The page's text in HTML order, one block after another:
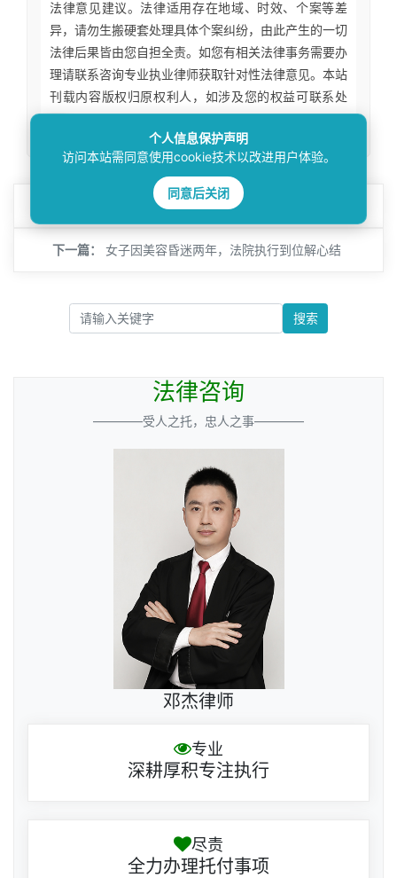
法律意见建议。法律适用存在地域、时效、个案等差
异，请勿生搬硬套处理具体个案纠纷，由此产生的一切
法律后果皆由您自担全责。如您有相关法律事务需要办
理请联系咨询专业执业律师获取针对性法律意见。本站
刊载内容版权归原权利人，如涉及您的权益可联系处
理。
“法院+公安”联动，破解执行“找人难”
下一篇： 女子因美容昏迷两年，法院执行到位解心结
搜索
法律咨询
————受人之托，忠人之事————
邓杰律师
专业
深耕厚积专注执行
尽责
全力办理托付事项
个人信息保护声明
访问本站需同意使用cookie技术以改进用户体验。
同意后关闭